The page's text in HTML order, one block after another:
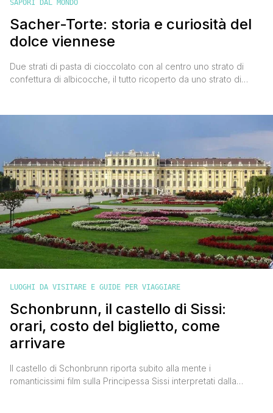
SAPORI DAL MONDO
Sacher-Torte: storia e curiosità del
dolce viennese
Due strati di pasta di cioccolato con al centro uno strato di
confettura di albicocche, il tutto ricoperto da uno strato di
nominare. Posso assicurarti che quella mangiata a Vienna non
LUOGHI DA VISITARE E GUIDE PER VIAGGIARE
Schonbrunn, il castello di Sissi:
orari, costo del biglietto, come
arrivare
Il castello di Schonbrunn riporta subito alla mente i
romanticissimi film sulla Principessa Sissi interpretati dalla